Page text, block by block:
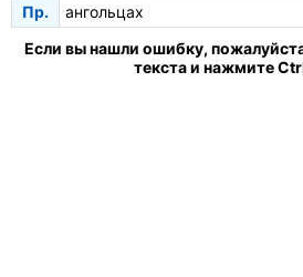
Пр.
ангольцах
Если вы нашли ошибку,
текста и нажмите